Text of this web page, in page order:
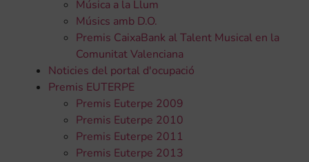
Música a la Llum
Músics amb D.O.
Premis CaixaBank al Talent Musical en la
Comunitat Valenciana
Noticies del portal d'ocupació
Premis EUTERPE
Premis Euterpe 2009
Premis Euterpe 2010
Premis Euterpe 2011
Premis Euterpe 2013